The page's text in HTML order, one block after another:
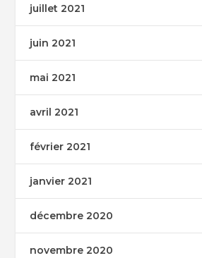
juillet 2021
juin 2021
mai 2021
avril 2021
février 2021
janvier 2021
décembre 2020
novembre 2020